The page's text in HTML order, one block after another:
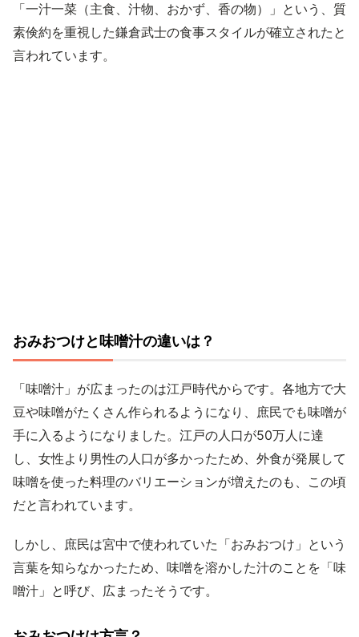
「一汁一菜（主食、汁物、おかず、香の物）」という、質
素倹約を重視した鎌倉武士の食事スタイルが確立されたと
言われています。
おみおつけと味噌汁の違いは？
「味噌汁」が広まったのは江戸時代からです。各地方で大
豆や味噌がたくさん作られるようになり、庶民でも味噌が
手に入るようになりました。江戸の人口が50万人に達
し、女性より男性の人口が多かったため、外食が発展して
味噌を使った料理のバリエーションが増えたのも、この頃
だと言われています。
しかし、庶民は宮中で使われていた「おみおつけ」という
言葉を知らなかったため、味噌を溶かした汁のことを「味
噌汁」と呼び、広まったそうです。